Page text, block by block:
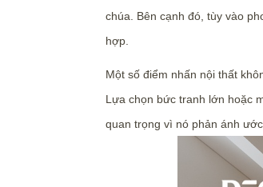
chúa. Bên cạnh đó, tùy vào
hợp.
Một số điểm nhấn nội thất
Lựa chọn bức tranh lớn hoặc
quan trọng vì nó phản ánh